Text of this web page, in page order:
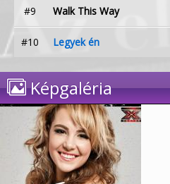
#9 Walk This Way
#10 Legyek én
Képgaléria